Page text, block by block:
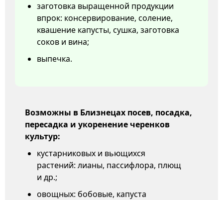
заготовка выращенной продукции
впрок: консервирование, соление,
квашение капусты, сушка, заготовка
соков и вина;
выпечка.
Возможны в Близнецах посев, посадка,
пересадка и укоренение черенков
культур:
кустарниковых и вьющихся
растений: лианы, пассифлора, плющ
и др.;
овощных: бобовые, капуста